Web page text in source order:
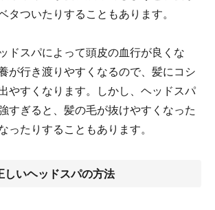
タついたりすることもあります。
ドスパによって頭皮の血行が良くな
が行き渡りやすくなるので、髪にコシ
やすくなります。しかし、ヘッドスパ
すぎると、髪の毛が抜けやすくなった
ったりすることもあります。
しいヘッドスパの方法